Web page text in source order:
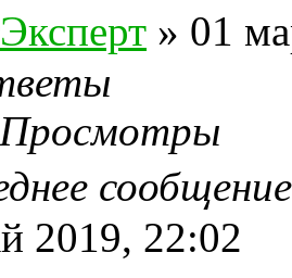
» 01
Просмотры
2019, 22:02